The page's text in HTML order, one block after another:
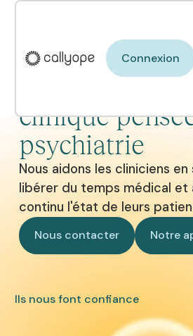
Connexion
clinique
psychiatrie
Nous aidons les cliniciens
libérer du temps médical et
continu l'état de leurs
Nous contacter
Nous contacter Notre
Ils nous font confiance